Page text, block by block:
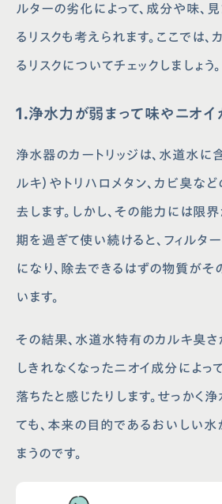
ルターの劣化によって、成分や味、
るリスクも考えられます。ここでは、
るリスクについてチェックしましょう。
1.浄水力が弱まって味やニオイ
浄水器のカートリッジは、水道水に
ルキ）やトリハロメタン、カビ臭な
去します。しかし、その能力には限
期を過ぎて使い続けると、フィルタ
になり、除去できるはずの物質がそ
います。
その結果、水道水特有のカルキ臭さ
しきれなくなったニオイ成分によっ
落ちたと感じたりします。せっかく
ても、本来の目的であるおいしい水
まうのです。